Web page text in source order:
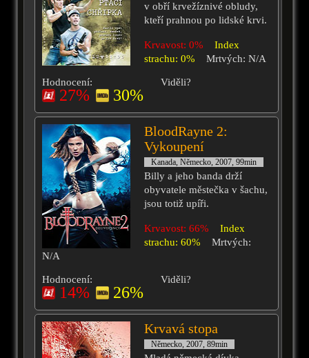
v obří krvežíznivé obludy,
kteří prahnou po lidské krvi.
Krvavost: 0%
Index
strachu: 0%
Mrtvých: N/A
Hodnocení:
27% 30%
Viděli?
BloodRayne 2:
Vykoupení
Kanada, Německo, 2007, 99min
Billy a jeho banda drží
obyvatele městečka v šachu,
jsou totiž upíři.
Krvavost: 66%
Index
strachu: 60%
Mrtvých:
N/A
Hodnocení:
14% 26%
Viděli?
Krvavá stopa
Německo, 2007, 89min